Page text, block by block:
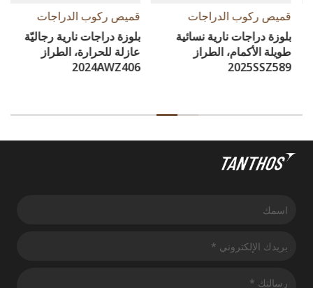
قميص ركوب الدراجات
بلوزة دراجات نارية نسائية
طويلة الأكمام، الطراز
2025SSZ589
قميص ركوب الدراجات
بلوزة دراجات نارية رجاليّة
عازلة للحرارة، الطراز
2024AWZ406